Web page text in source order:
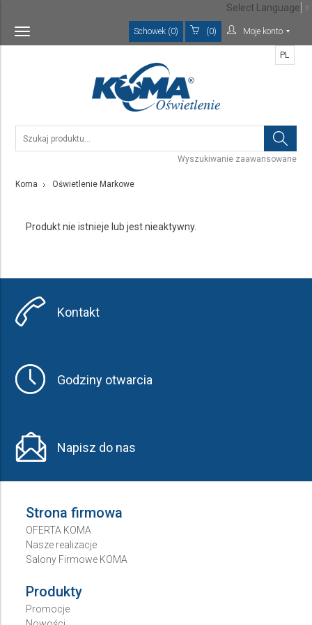
Toggle
navigation
Schowek (0) (0) Moje konto
Wyszukiwanie zaawansowane
PL
Koma Oświetlenie Markowe
Produkt nie istnieje lub jest nieaktywny.
Kontakt
Godziny otwarcia
Napisz do nas
Strona firmowa
OFERTA KOMA
Nasze realizacje
Salony Firmowe KOMA
Produkty
Promocje
Select Language